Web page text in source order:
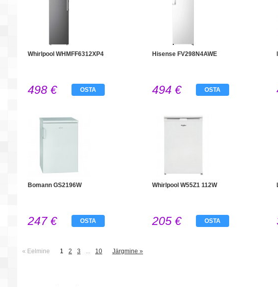
Whirlpool WHMFF6312XP4
498 € OSTA
Hisense FV298N4AWE
494 € OSTA
Bomann GS2196W
247 € OSTA
Whirlpool W55Z1 112W
205 € OSTA
« Eelmine 1 2 3 ... 10 Järgmine »